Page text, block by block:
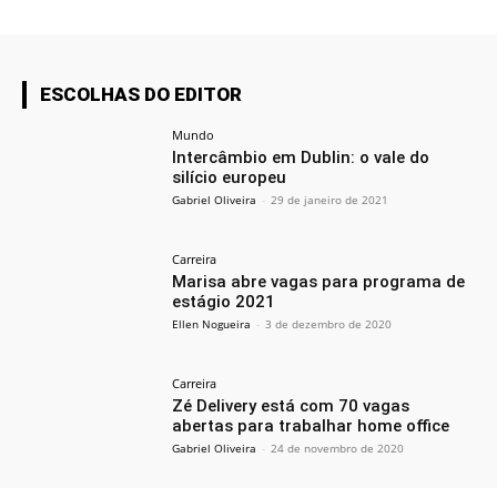
ESCOLHAS DO EDITOR
Mundo
Intercâmbio em Dublin: o vale do
silício europeu
Gabriel Oliveira - 29 de janeiro de 2021
Carreira
Marisa abre vagas para programa de
estágio 2021
Ellen Nogueira - 3 de dezembro de 2020
Carreira
Zé Delivery está com 70 vagas
abertas para trabalhar home office
Gabriel Oliveira - 24 de novembro de 2020